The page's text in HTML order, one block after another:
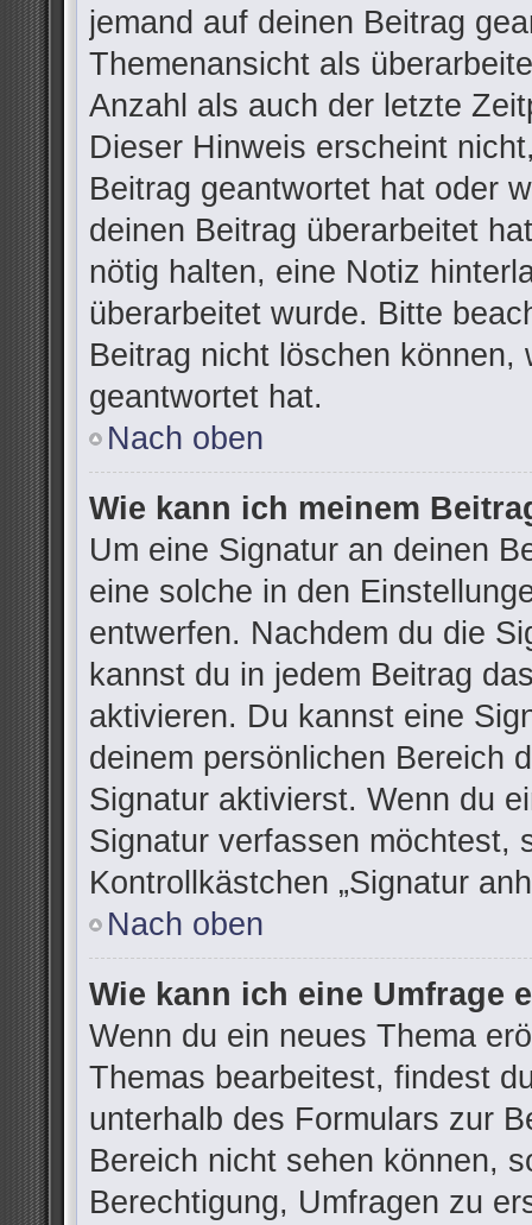
jemand auf deinen Beitrag
Themenansicht als
Anzahl als auch der letzte
Dieser Hinweis erscheint
Beitrag geantwortet hat oder
deinen Beitrag überarbeitet
nötig halten, eine Notiz
überarbeitet wurde. Bitte
Beitrag nicht löschen können,
geantwortet hat.
Nach oben
Wie kann ich meinem
Um eine Signatur an deinen
eine solche in den
entwerfen. Nachdem du die
kannst du in jedem Beitrag
aktivieren. Du kannst eine
deinem persönlichen Bereich
Signatur aktivierst. Wenn du
Signatur verfassen möchtest,
Kontrollkästchen „Signatur
Nach oben
Wie kann ich eine Umfrage
Wenn du ein neues Thema
Themas bearbeitest, findest
unterhalb des Formulars zur
Bereich nicht sehen können,
Berechtigung, Umfragen zu